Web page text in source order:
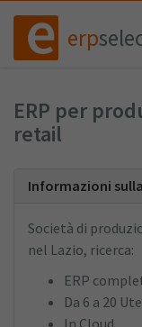
erp
ERP per
retail
Informazioni
Società di
nel Lazio, ricerca:
ERP
Da 6 a 20
In Cloud